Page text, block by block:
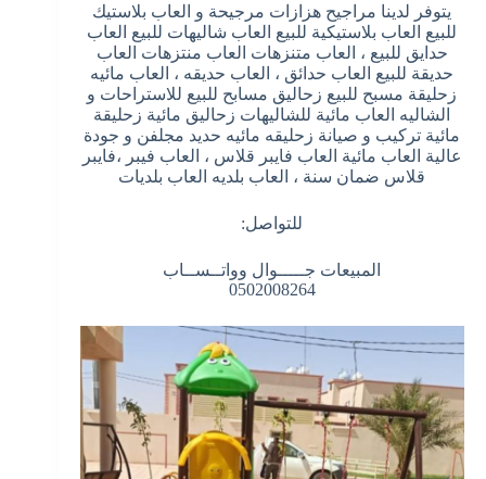
يتوفر لدينا مراجيح هزازات مرجيحة و العاب بلاستيك
للبيع العاب بلاستيكية للبيع العاب شاليهات للبيع العاب
حدايق للبيع ، العاب متنزهات العاب منتزهات العاب
حديقة للبيع العاب حدائق ، العاب حديقه ، العاب مائيه
زحليقة مسبح للبيع زحاليق مسابح للبيع للاستراحات و
الشاليه العاب مائية للشاليهات زحاليق مائية زحليقة
مائية تركيب و صيانة زحليقه مائيه حديد مجلفن و جودة
عالية العاب مائية العاب فايبر قلاس ، العاب فيبر ،فايبر
قلاس ضمان سنة ، العاب بلديه العاب بلديات
للتواصل:
المبيعات جـــــوال وواتــســاب
0502008264